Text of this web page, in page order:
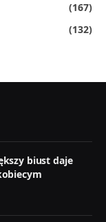
(167)
(132)
biust daje